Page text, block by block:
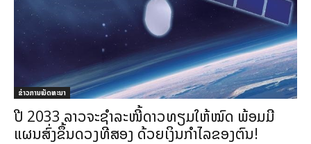
ຂ່າວການພັດທະນາ
ປີ 2033 ລາວຈະຊຳລະໜີ້ດາວທຽມໃຫ້ໝົດ ພ້ອມມີ
ແຜນສົ່ງຂຶ້ນດວງທີສອງ ດ້ວຍເງິນກຳໄລຂອງຕົນ!